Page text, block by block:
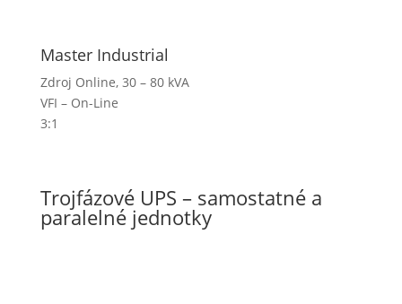
Master Industrial
Zdroj Online, 30 – 80 kVA
VFI – On-Line
3:1
Trojfázové UPS – samostatné a
paralelné jednotky